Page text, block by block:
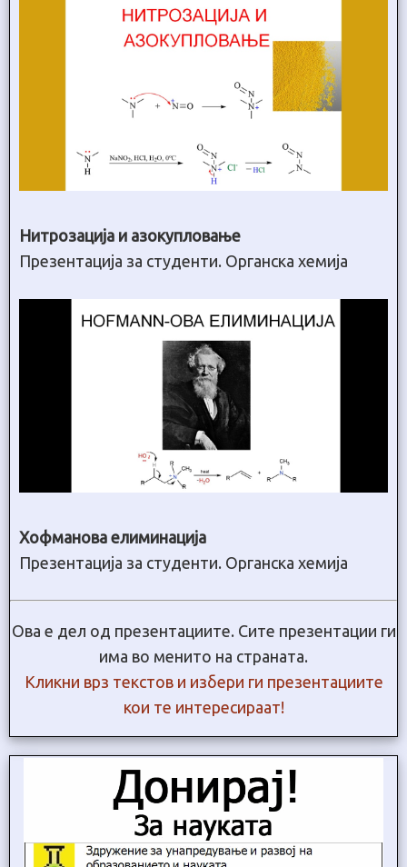
Нитрозација и азокупловање
Презентација за студенти. Органска хемија
Хофманова елиминација
Презентација за студенти. Органска хемија
Ова е дел од презентациите. Сите презентации ги
има во менито на страната.
Кликни врз текстов и избери ги презентациите
кои те интересираат!